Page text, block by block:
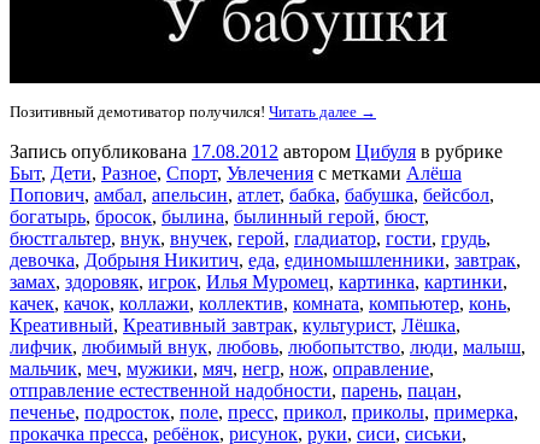
Позитивный демотиватор получился! Читать далее →
Запись опубликована 17.08.2012 автором Цибуля в рубрике
Быт, Дети, Разное, Спорт, Увлечения с метками Алёша
Попович, амбал, апельсин, атлет, бабка, бабушка, бейсбол,
богатырь, бросок, былина, былинный герой, бюст,
бюстгальтер, внук, внучек, герой, гладиатор, гости, грудь,
девочка, Добрыня Никитич, еда, единомышленники, завтрак,
замах, здоровяк, игрок, Илья Муромец, картинка, картинки,
качек, качок, коллажи, коллектив, комната, компьютер, конь,
Креативный, Креативный завтрак, культурист, Лёшка,
лифчик, любимый внук, любовь, любопытство, люди, малыш,
мальчик, меч, мужики, мяч, негр, нож, оправление,
отправление естественной надобности, парень, пацан,
печенье, подросток, поле, пресс, прикол, приколы, примерка,
прокачка пресса, ребёнок, рисунок, руки, сиси, сиськи,